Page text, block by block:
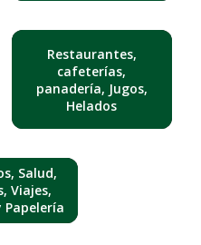
Restaurantes,
cafeterías,
panadería, Jugos,
Helados
Salud,
Viajes,
Papelería